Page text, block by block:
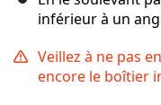
inférieur à un
Veillez à ne pas
encore le boîtier